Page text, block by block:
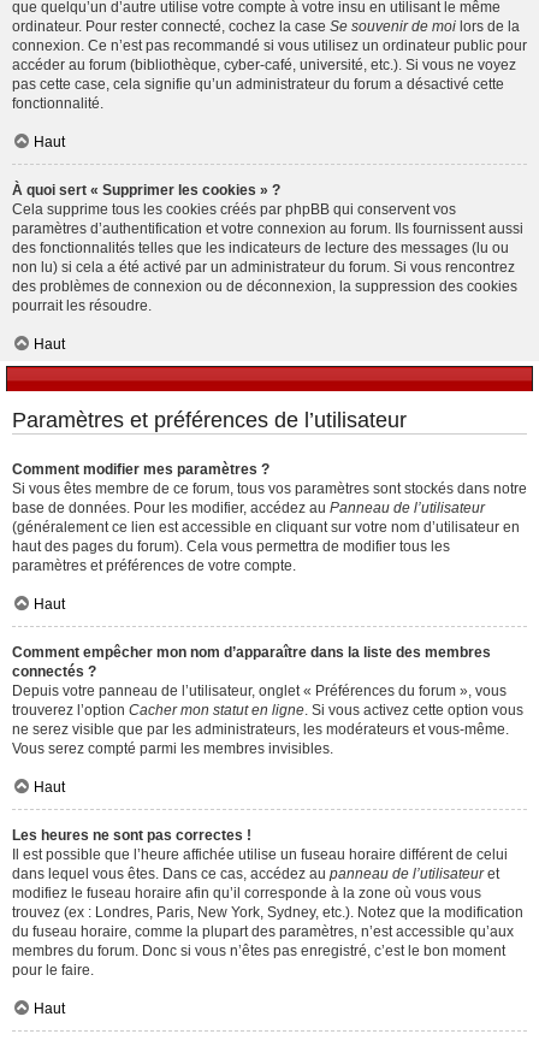
que quelqu’un d’autre utilise votre compte à votre insu en utilisant le même
ordinateur. Pour rester connecté, cochez la case Se souvenir de moi lors de la
connexion. Ce n’est pas recommandé si vous utilisez un ordinateur public pour
accéder au forum (bibliothèque, cyber-café, université, etc.). Si vous ne voyez
pas cette case, cela signifie qu’un administrateur du forum a désactivé cette
fonctionnalité.
Haut
À quoi sert « Supprimer les cookies » ?
Cela supprime tous les cookies créés par phpBB qui conservent vos
paramètres d’authentification et votre connexion au forum. Ils fournissent aussi
des fonctionnalités telles que les indicateurs de lecture des messages (lu ou
non lu) si cela a été activé par un administrateur du forum. Si vous rencontrez
des problèmes de connexion ou de déconnexion, la suppression des cookies
pourrait les résoudre.
Haut
Paramètres et préférences de l’utilisateur
Comment modifier mes paramètres ?
Si vous êtes membre de ce forum, tous vos paramètres sont stockés dans notre
base de données. Pour les modifier, accédez au Panneau de l’utilisateur
(généralement ce lien est accessible en cliquant sur votre nom d’utilisateur en
haut des pages du forum). Cela vous permettra de modifier tous les
paramètres et préférences de votre compte.
Haut
Comment empêcher mon nom d’apparaître dans la liste des membres
connectés ?
Depuis votre panneau de l’utilisateur, onglet « Préférences du forum », vous
trouverez l’option Cacher mon statut en ligne . Si vous activez cette option vous
ne serez visible que par les administrateurs, les modérateurs et vous-même.
Vous serez compté parmi les membres invisibles.
Haut
Les heures ne sont pas correctes !
Il est possible que l’heure affichée utilise un fuseau horaire différent de celui
dans lequel vous êtes. Dans ce cas, accédez au panneau de l’utilisateuret
modifiez le fuseau horaire afin qu’il corresponde à la zone où vous vous
trouvez (ex : Londres, Paris, New York, Sydney, etc.). Notez que la modification
du fuseau horaire, comme la plupart des paramètres, n’est accessible qu’aux
membres du forum. Donc si vous n’êtes pas enregistré, c’est le bon moment
pour le faire.
Haut